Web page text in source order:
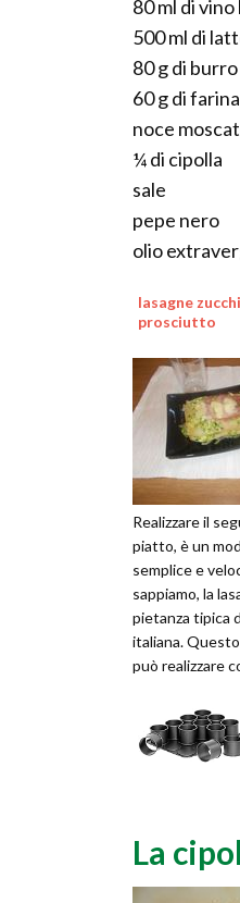
80 ml di
500 ml di
80 g di burro
60 g di farina
noce
¼ di cipolla
sale
pepe nero
olio
lasagne
prosciutto
Realizzare il
piatto, è un
semplice e
sappiamo, la
pietanza tipica
italiana.
può realizzare
La